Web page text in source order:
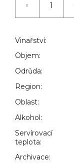
Vinařství:
Objem:
Odrůda:
Region:
Oblast:
Alkohol:
Servírovací
teplota:
Archivace:
m